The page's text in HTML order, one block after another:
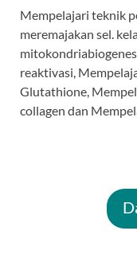
Mempelajari teknik
meremajakan sel.
reaktivasi,
Glutathione,
collagen dan